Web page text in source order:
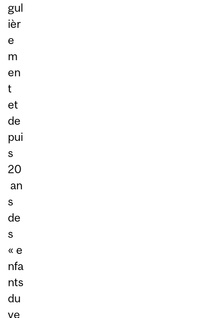
gul
ièr
e
m
en
t
et
de
pui
s
20
an
s
de
s
« e
nfa
nts
du
ve